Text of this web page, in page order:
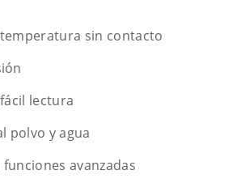
sin contacto
lectura
polvo y agua
avanzadas